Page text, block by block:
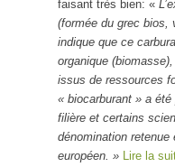
faisant très bien: «
(formée du grec bios,
indique que ce
organique
issus de ressources
« biocarburant » a
filière et certains
dénomination retenue
européen. » Lire la